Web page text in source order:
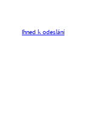
Ihned k odeslání